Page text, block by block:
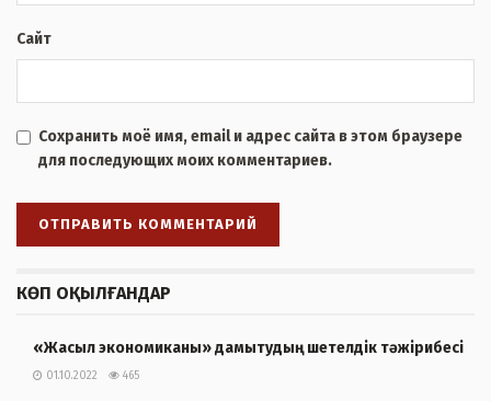
Сайт
Сохранить моё имя, email и адрес сайта в этом браузере
для последующих моих комментариев.
КӨП ОҚЫЛҒАНДАР
«Жасыл экономиканы» дамытудың шетелдік тәжірибесі
01.10.2022 465